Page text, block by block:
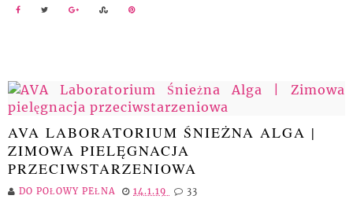
AVA LABORATORIUM ŚNIEŻNA ALGA |
ZIMOWA PIELĘGNACJA
PRZECIWSTARZENIOWA
DO POŁOWY PEŁNA 14.1.19 33